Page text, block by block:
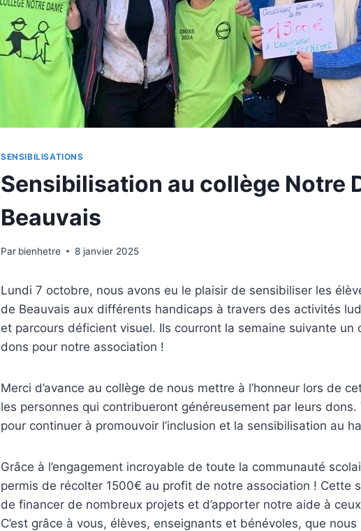
SENSIBILISATIONS
Sensibilisation au collège Notre
Beauvais
Par bienhetre 8 janvier 2025
Lundi 7 octobre, nous avons eu le plaisir de sensibiliser les
de Beauvais aux différents handicaps à travers des activités
et parcours déficient visuel. Ils courront la semaine suivante un
dons pour notre association !
Merci d’avance au collège de nous mettre à l’honneur lors de
les personnes qui contribueront généreusement par leurs
pour continuer à promouvoir l’inclusion et la sensibilisation au
Grâce à l’engagement incroyable de toute la communauté
permis de récolter 1500€ au profit de notre association ! Cette
de financer de nombreux projets et d’apporter notre aide à
C’est grâce à vous, élèves, enseignants et bénévoles, que